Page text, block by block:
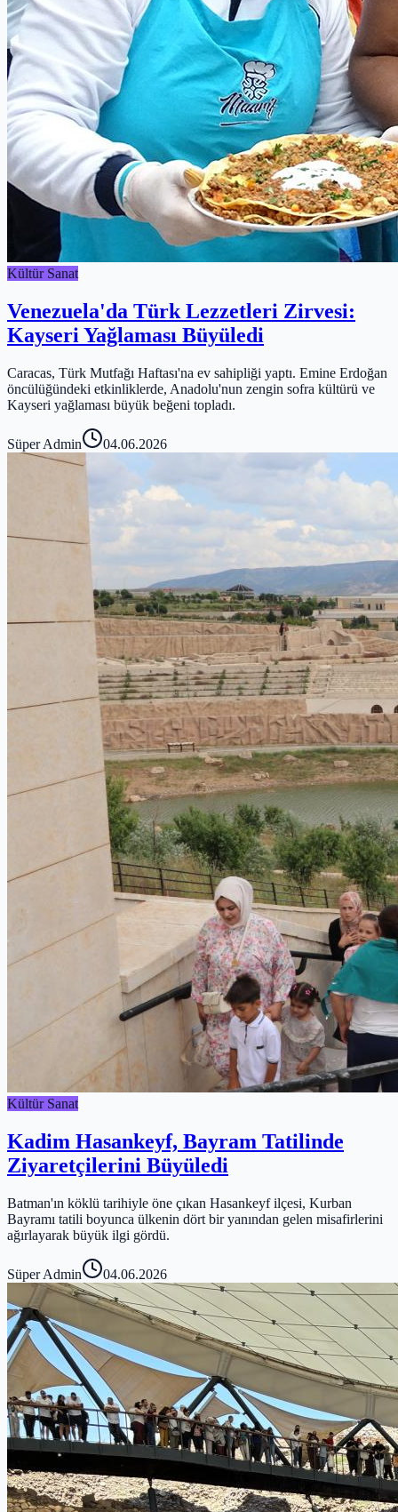
Kültür Sanat
Venezuela'da Türk Lezzetleri Zirvesi:
Kayseri Yağlaması Büyüledi
Caracas, Türk Mutfağı Haftası'na ev sahipliği yaptı. Emine Erdoğan
öncülüğündeki etkinliklerde, Anadolu'nun zengin sofra kültürü ve
Kayseri yağlaması büyük beğeni topladı.
Süper Admin 04.06.2026
Kültür Sanat
Kadim Hasankeyf, Bayram Tatilinde
Ziyaretçilerini Büyüledi
Batman'ın köklü tarihiyle öne çıkan Hasankeyf ilçesi, Kurban
Bayramı tatili boyunca ülkenin dört bir yanından gelen misafirlerini
ağırlayarak büyük ilgi gördü.
Süper Admin 04.06.2026